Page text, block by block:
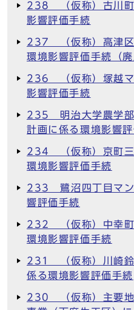
238 （仮称）古川町
影響評価手続
237 （仮称）高津区
環境影響評価手続（廃
236 （仮称）塚越マ
影響評価手続
235 明治大学農学部
計画に係る環境影響
234 （仮称）京町三
環境影響評価手続
233 鷺沼四丁目マン
響評価手続
232 （仮称）中幸町
環境影響評価手続
231 （仮称）川崎鈴
係る環境影響評価手続
230 （仮称）主要地